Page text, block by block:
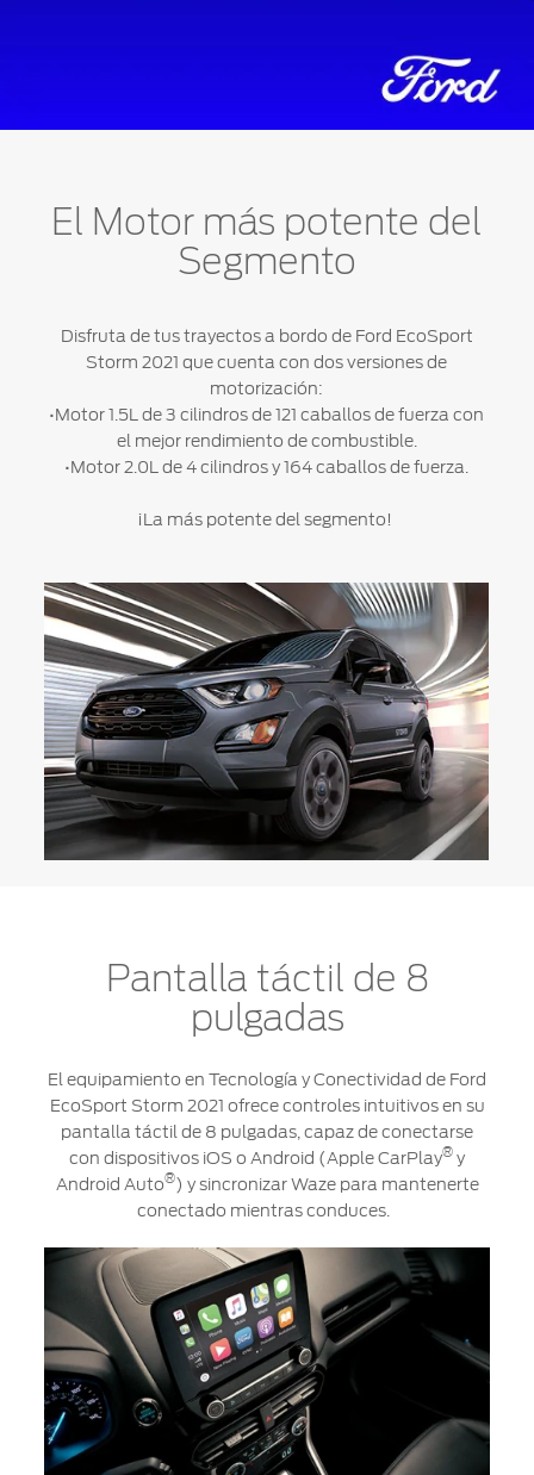
El Motor más potente del
Segmento
Disfruta de tus trayectos a bordo de Ford EcoSport
Storm 2021 que cuenta con dos versiones de
motorización:
•Motor 1.5L de 3 cilindros de 121 caballos de fuerza con
el mejor rendimiento de combustible.
•Motor 2.0L de 4 cilindros y 164 caballos de fuerza.
¡La más potente del segmento!
Pantalla táctil de 8
pulgadas
El equipamiento en Tecnología y Conectividad de Ford
EcoSport Storm 2021 ofrece controles intuitivos en su
pantalla táctil de 8 pulgadas, capaz de conectarse
con dispositivos iOS o Android (Apple CarPlay® y
Android Auto®) y sincronizar Waze para mantenerte
conectado mientras conduces.